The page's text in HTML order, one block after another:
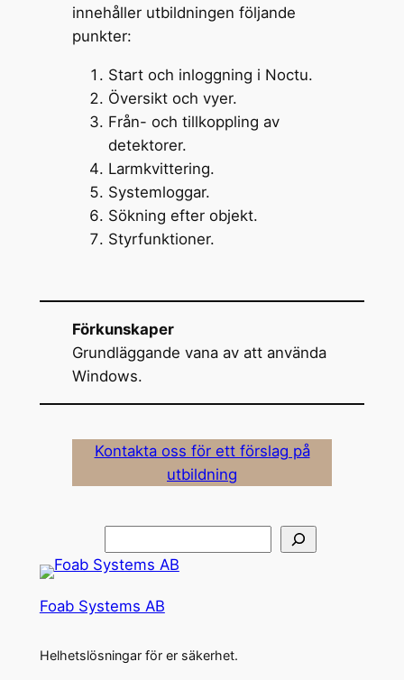
innehåller utbildningen följande
punkter:
Start och inloggning i Noctu.
Översikt och vyer.
Från- och tillkoppling av
detektorer.
Larmkvittering.
Systemloggar.
Sökning efter objekt.
Styrfunktioner.
Förkunskaper
Grundläggande vana av att använda
Windows.
Kontakta oss för ett förslag på
utbildning
Foab Systems AB
Helhetslösningar för er säkerhet.